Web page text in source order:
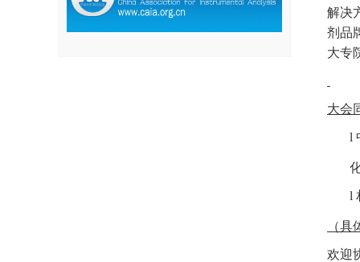
解决
剂品
大专
大会
l
l
（
欢迎